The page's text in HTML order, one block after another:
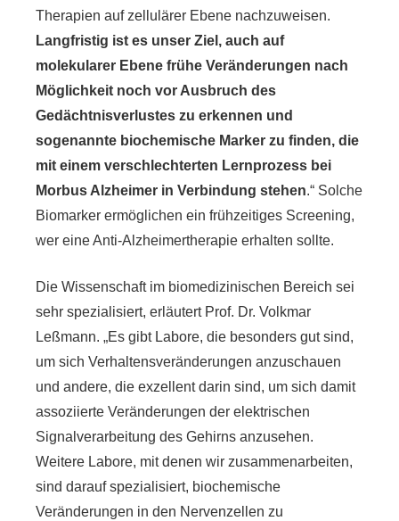
Therapien auf zellulärer Ebene nachzuweisen.
Langfristig ist es unser Ziel, auch auf
molekularer Ebene frühe Veränderungen nach
Möglichkeit noch vor Ausbruch des
Gedächtnisverlustes zu erkennen und
sogenannte biochemische Marker zu finden, die
mit einem verschlechterten Lernprozess bei
Morbus Alzheimer in Verbindung stehen.“ Solche
Biomarker ermöglichen ein frühzeitiges Screening,
wer eine Anti-Alzheimertherapie erhalten sollte.
Die Wissenschaft im biomedizinischen Bereich sei
sehr spezialisiert, erläutert Prof. Dr. Volkmar
Leßmann. „Es gibt Labore, die besonders gut sind,
um sich Verhaltensveränderungen anzuschauen
und andere, die exzellent darin sind, um sich damit
assoziierte Veränderungen der elektrischen
Signalverarbeitung des Gehirns anzusehen.
Weitere Labore, mit denen wir zusammenarbeiten,
sind darauf spezialisiert, biochemische
Veränderungen in den Nervenzellen zu